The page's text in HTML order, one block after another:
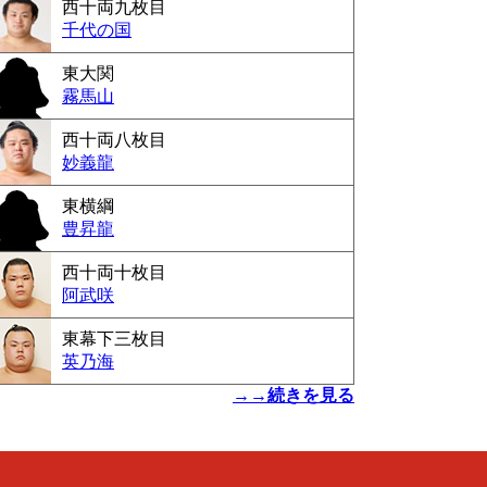
西十両九枚目
千代の国
東大関
霧馬山
西十両八枚目
妙義龍
東横綱
豊昇龍
西十両十枚目
阿武咲
東幕下三枚目
英乃海
→→続きを見る